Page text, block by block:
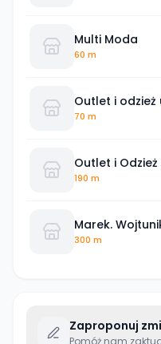
Multi Moda
60 m
Outlet i odzież
70 m
Outlet i
190 m
Marek.
300 m
Zaproponuj
Pomóż nam